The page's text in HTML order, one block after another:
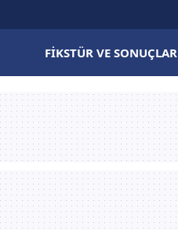
FIKSTÜR VE SONUÇLAR